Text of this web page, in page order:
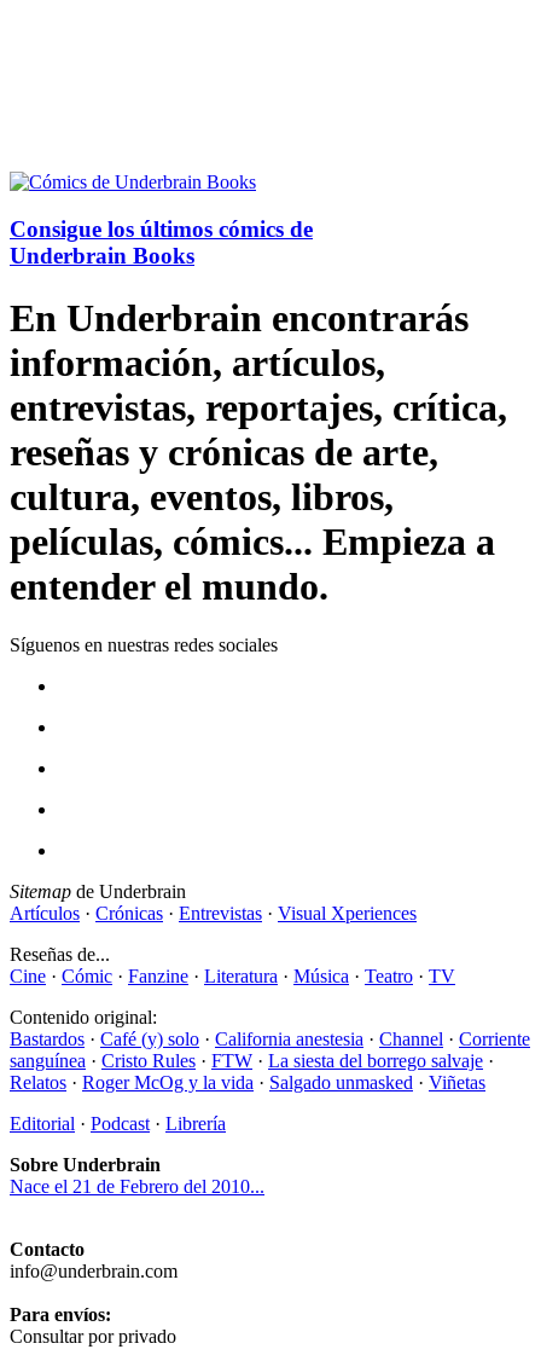
Consigue los últimos cómics de
Underbrain Books
En Underbrain encontrarás
información, artículos,
entrevistas, reportajes, crítica,
reseñas y crónicas de arte,
cultura, eventos, libros,
películas, cómics... Empieza a
entender el mundo.
Síguenos en nuestras redes sociales
Sitemap de Underbrain
Artículos · Crónicas · Entrevistas · Visual Xperiences
Reseñas de...
Cine · Cómic · Fanzine · Literatura · Música · Teatro · TV
Contenido original:
Bastardos · Café (y) solo · California anestesia · Channel · Corriente
sanguínea · Cristo Rules · FTW · La siesta del borrego salvaje ·
Relatos · Roger McOg y la vida · Salgado unmasked · Viñetas
Editorial · Podcast · Librería
Sobre Underbrain
Nace el 21 de Febrero del 2010...
Contacto
info@underbrain.com
Para envíos:
Consultar por privado